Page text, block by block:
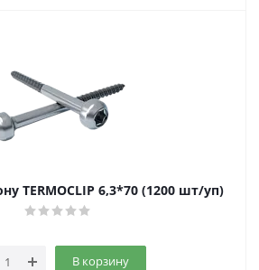
TERMOCLIP 6,3*70 (1200 шт/уп)
В корзину